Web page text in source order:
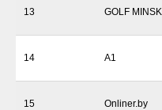
13 GOLF MINSK
14 А1
15 Onliner.by